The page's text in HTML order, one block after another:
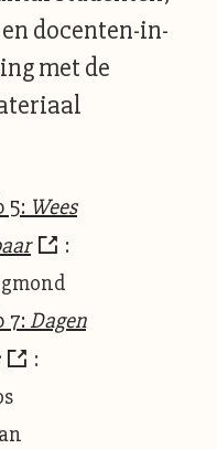
docenten-in-
met de
5: Wees
:
7:Dagen
: